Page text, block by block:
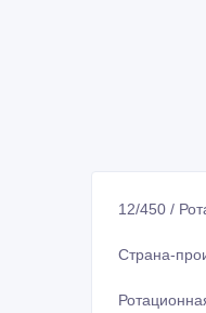
12/450 /
Страна-